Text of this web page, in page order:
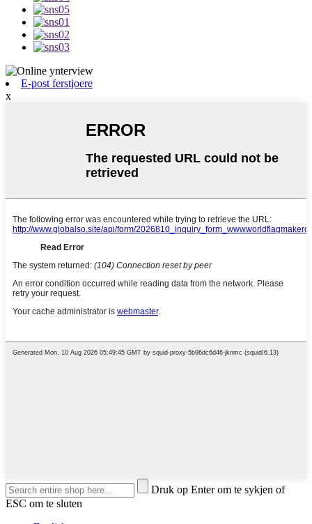
E-post ferstjoere
x
Druk op Enter om te sykjen of
ESC om te sluten